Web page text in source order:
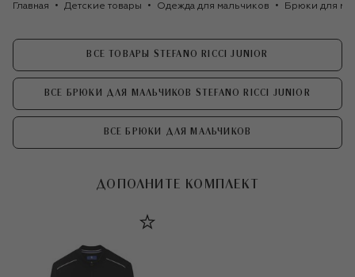
Главная Детские товары Одежда для мальчиков Брюки для
ВСЕ ТОВАРЫ STEFANO RICCI JUNIOR
ВСЕ БРЮКИ ДЛЯ МАЛЬЧИКОВ STEFANO RICCI JUNIOR
ВСЕ БРЮКИ ДЛЯ МАЛЬЧИКОВ
ДОПОЛНИТЕ КОМПЛЕКТ